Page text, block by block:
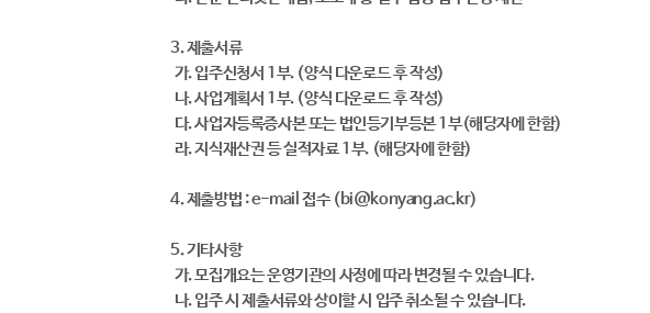
3. 제출서류
가. 입주신청서 1부. (양식 다운로드 후 작성)
나. 사업계획서 1부. (양식 다운로드 후 작성)
다. 사업자등록증사본 또는 법인등기부등본 1부(해당자에 한함)
라. 지식재산권 등 실적자료 1부. (해당자에 한함)
4. 제출방법 : e-mail 접수 (bi@konyang.ac.kr)
5. 기타사항
가. 모집개요는 운영기관의 사정에 따라 변경될 수 있습니다.
나. 입주 시 제출서류와 상이할 시 입주 취소될 수 있습니다.